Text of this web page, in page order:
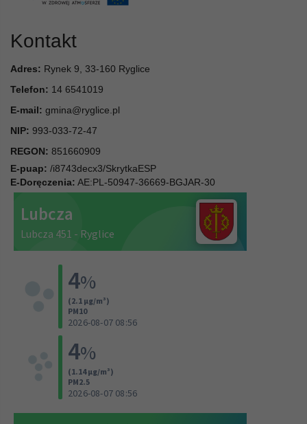
Kontakt
Adres: Rynek 9, 33-160 Ryglice
Telefon: 14 6541019
E-mail: gmina@ryglice.pl
NIP: 993-033-72-47
REGON: 851660909
E-puap: /i8743decx3/SkrytkaESP
E-Doręczenia: AE:PL-50947-36669-BGJAR-30